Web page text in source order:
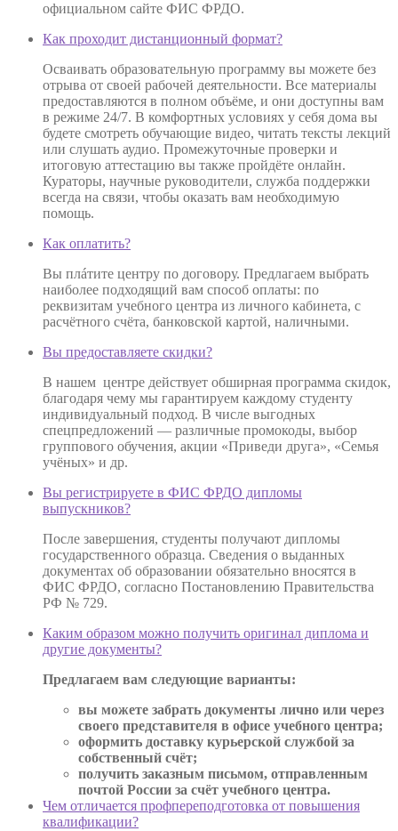
официальном сайте ФИС ФРДО.
Как проходит дистанционный формат?
Осваивать образовательную программу вы можете без
отрыва от своей рабочей деятельности. Все материалы
предоставляются в полном объёме, и они доступны вам
в режиме 24/7. В комфортных условиях у себя дома вы
будете смотреть обучающие видео, читать тексты лекций
или слушать аудио. Промежуточные проверки и
итоговую аттестацию вы также пройдёте онлайн.
Кураторы, научные руководители, служба поддержки
всегда на связи, чтобы оказать вам необходимую
помощь.
Как оплатить?
Вы плáтите центру по договору. Предлагаем выбрать
наиболее подходящий вам способ оплаты: по
реквизитам учебного центра из личного кабинета, с
расчётного счёта, банковской картой, наличными.
Вы предоставляете скидки?
В нашем центре действует обширная программа скидок,
благодаря чему мы гарантируем каждому студенту
индивидуальный подход. В числе выгодных
спецпредложений — различные промокоды, выбор
группового обучения, акции «Приведи друга», «Семья
учёных» и др.
Вы регистрируете в ФИС ФРДО дипломы
выпускников?
После завершения, студенты получают дипломы
государственного образца. Сведения о выданных
документах об образовании обязательно вносятся в
ФИС ФРДО, согласно Постановлению Правительства
РФ № 729.
Каким образом можно получить оригинал диплома и
другие документы?
Предлагаем вам следующие варианты:
вы можете забрать документы лично или через
своего представителя в офисе учебного центра;
оформить доставку курьерской службой за
собственный счёт;
получить заказным письмом, отправленным
почтой России за счёт учебного центра.
Чем отличается профпереподготовка от повышения
квалификации?